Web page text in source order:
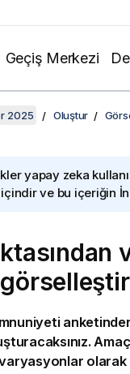
Geçiş Merkezi
2025 Oluştur
yapay zeka
ve bu içeriğin
olarak